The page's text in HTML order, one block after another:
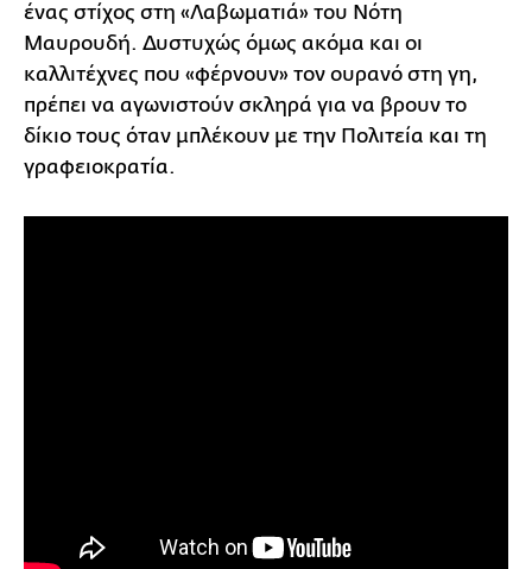
ένας στίχος στη «Λαβωματιά» του Νότη
Μαυρουδή. Δυστυχώς όμως ακόμα και οι
καλλιτέχνες που «φέρνουν» τον ουρανό στη γη,
πρέπει να αγωνιστούν σκληρά για να βρουν το
δίκιο τους όταν μπλέκουν με την Πολιτεία και τη
γραφειοκρατία.